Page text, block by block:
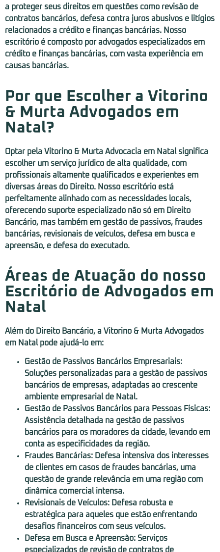
a proteger seus direitos em questões como revisão de
contratos bancários, defesa contra juros abusivos e litígios
relacionados a crédito e finanças bancárias. Nosso
escritório é composto por advogados especializados em
crédito e finanças bancárias, com vasta experiência em
causas bancárias.
Por que Escolher a Vitorino
& Murta Advogados em
Natal?
Optar pela Vitorino & Murta Advocacia em Natal significa
escolher um serviço jurídico de alta qualidade, com
profissionais altamente qualificados e experientes em
diversas áreas do Direito. Nosso escritório está
perfeitamente alinhado com as necessidades locais,
oferecendo suporte especializado não só em Direito
Bancário, mas também em gestão de passivos, fraudes
bancárias, revisionais de veículos, defesa em busca e
apreensão, e defesa do executado.
Áreas de Atuação do nosso
Escritório de Advogados em
Natal
Além do Direito Bancário, a Vitorino & Murta Advogados
em Natal pode ajudá-lo em:
Gestão de Passivos Bancários Empresariais:
Soluções personalizadas para a gestão de passivos
bancários de empresas, adaptadas ao crescente
ambiente empresarial de Natal.
Gestão de Passivos Bancários para Pessoas Físicas:
Assistência detalhada na gestão de passivos
bancários para os moradores da cidade, levando em
conta as especificidades da região.
Fraudes Bancárias: Defesa intensiva dos interesses
de clientes em casos de fraudes bancárias, uma
questão de grande relevância em uma região com
dinâmica comercial intensa.
Revisionais de Veículos: Defesa robusta e
estratégica para aqueles que estão enfrentando
desafios financeiros com seus veículos.
Defesa em Busca e Apreensão: Serviços
especializados de revisão de contratos de